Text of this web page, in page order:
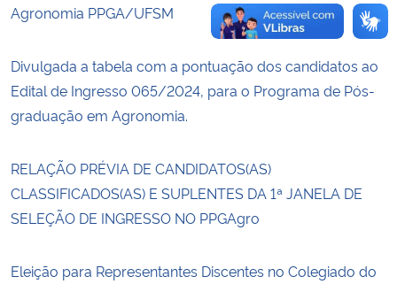
Planalto
Agronomia PPGA/UFSM
Divulgada a tabela com a pontuação dos candidatos ao
Edital de Ingresso 065/2024, para o Programa de Pós-
graduação em Agronomia.
RELAÇÃO PRÉVIA DE CANDIDATOS(AS)
CLASSIFICADOS(AS) E SUPLENTES DA 1ª JANELA DE
SELEÇÃO DE INGRESSO NO PPGAgro
Eleição para Representantes Discentes no Colegiado do